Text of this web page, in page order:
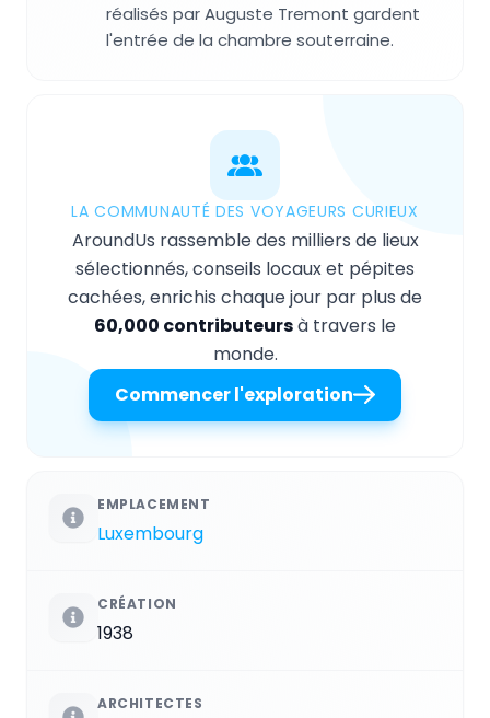
réalisés par Auguste Tremont gardent
l'entrée de la chambre souterraine.
LA COMMUNAUTÉ DES VOYAGEURS CURIEUX
AroundUs rassemble des milliers de lieux
sélectionnés, conseils locaux et pépites
cachées, enrichis chaque jour par plus de
60,000 contributeursà travers le
monde.
Commencer l'exploration
EMPLACEMENT
Luxembourg
CRÉATION
1938
ARCHITECTES